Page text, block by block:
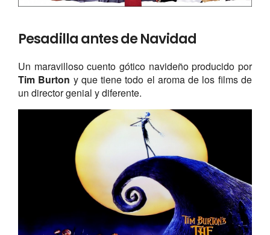
Pesadilla antes de Navidad
Un maravilloso cuento gótico navideño producido por
Tim Burton y que tiene todo el aroma de los films de
un director genial y diferente.